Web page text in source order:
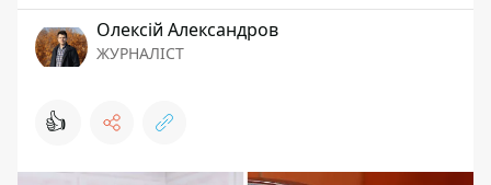
Олексій Александров
ЖУРНАЛІСТ
👍